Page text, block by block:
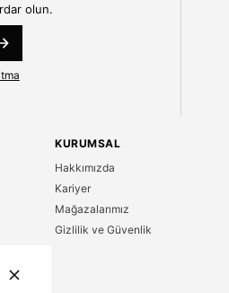
olun.
KURUMSAL
Hakkımızda
Kariyer
Mağazalarımız
Gizlilik ve Güvenlik